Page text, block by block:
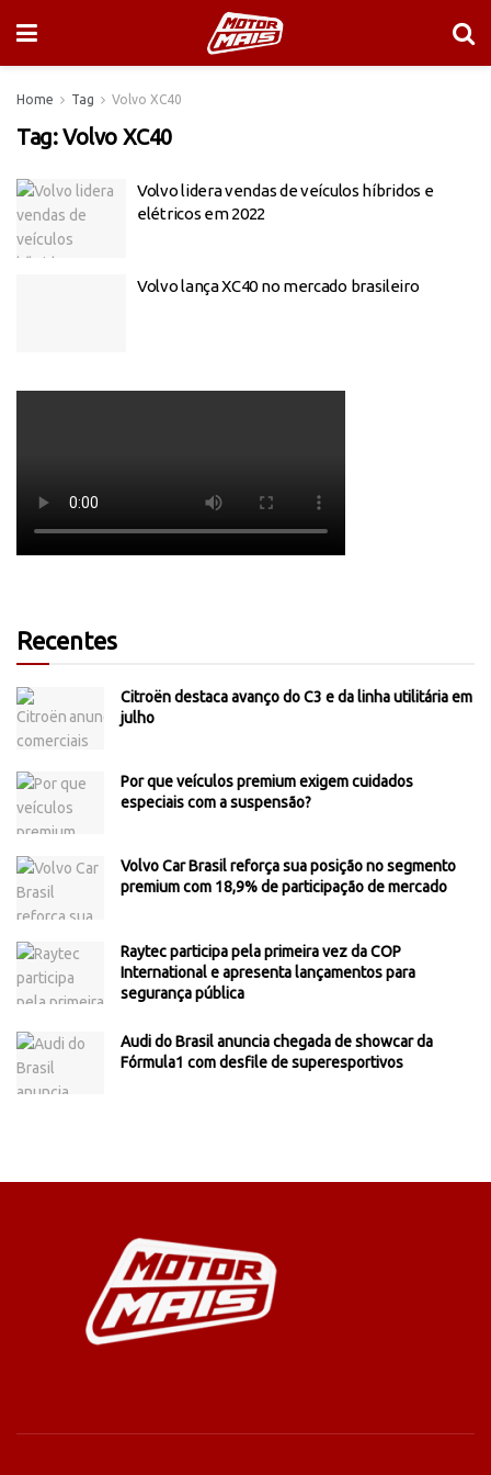
Home Tag Volvo XC40
Tag:Volvo XC40
Volvo lidera vendas de veículos híbridos e
elétricos em 2022
Volvo lança XC40 no mercado brasileiro
Recentes
Citroën destaca avanço do C3 e da linha utilitária em
julho
Por que veículos premium exigem cuidados
especiais com a suspensão?
Volvo Car Brasil reforça sua posição no segmento
premium com 18,9% de participação de mercado
Raytec participa pela primeira vez da COP
International e apresenta lançamentos para
segurança pública
Audi do Brasil anuncia chegada de showcar da
Fórmula1 com desfile de superesportivos